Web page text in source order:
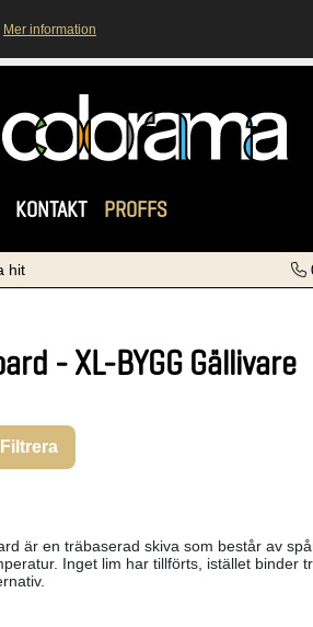
Mer information
KONTAKT PROFFS
hit
- XL-BYGG Gällivare
Filtrera
är en träbaserad skiva som består av
Inget lim har tillförts, istället binder